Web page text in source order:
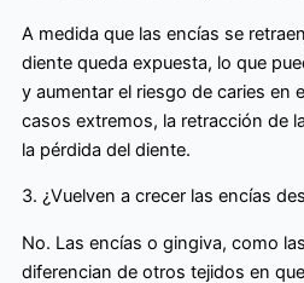
A medida que las encías se
diente queda expuesta, lo que
y aumentar el riesgo de caries en
casos extremos, la retracción de
la pérdida del diente.
3. ¿Vuelven a crecer las encías
No. Las encías o gingiva, como
diferencian de otros tejidos en